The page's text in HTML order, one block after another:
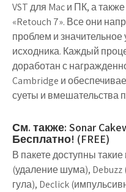
VST для Mac и ПК, а
«Retouch 7». Все они
проблем и
исходника. Каждый
доработан с
Cambridge и
суеты и вмешательства
См. также: Sonar
Бесплатно! (FREE)
В пакете доступны
(удаление шума), Debuzz
гула), Declick